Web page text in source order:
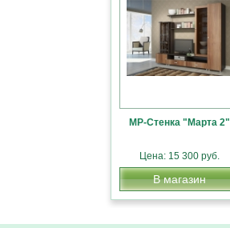
МР-Стенка "Марта 2"
Цена: 15 300 руб.
В магазин